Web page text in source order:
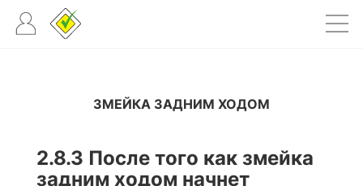
ЗМЕЙКА ЗАДНИМ ХОДОМ
2.8.3 После того как змейка
задним ходом начнет